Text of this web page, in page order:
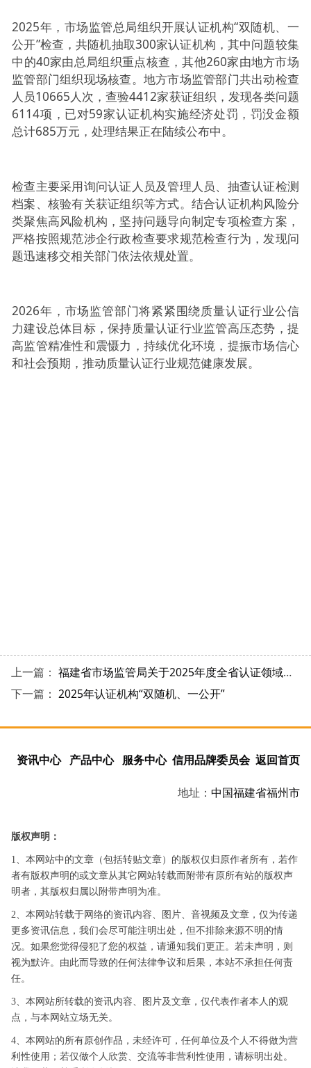
2025年，市场监管总局组织开展认证机构“双随机、一
公开”检查，共随机抽取300家认证机构，其中问题较集
中的40家由总局组织重点核查，其他260家由地方市场
监管部门组织现场核查。地方市场监管部门共出动检查
人员10665人次，查验4412家获证组织，发现各类问题
6114项，已对59家认证机构实施经济处罚，罚没金额
总计685万元，处理结果正在陆续公布中。
检查主要采用询问认证人员及管理人员、抽查认证检测
档案、核验有关获证组织等方式。结合认证机构风险分
类聚焦高风险机构，坚持问题导向制定专项检查方案，
严格按照规范涉企行政检查要求规范检查行为，发现问
题迅速移交相关部门依法依规处置。
2026年，市场监管部门将紧紧围绕质量认证行业公信
力建设总体目标，保持质量认证行业监管高压态势，提
高监管精准性和震慑力，持续优化环境，提振市场信心
和社会预期，推动质量认证行业规范健康发展。
上一篇： 福建省市场监管局关于2025年度全省认证领域监督检查结果的通报
下一篇： 2025年认证机构“双随机、一公开”
资讯中心 产品中心 服务中心 信用品牌委员会 返回首页
地址： 中国福建省福州市
版权声明：
1、本网站中的文章（包括转贴文章）的版权仅归原作者所有，若作
者有版权声明的或文章从其它网站转载而附带有原所有站的版权声
明者，其版权归属以附带声明为准。
2、本网站转载于网络的资讯内容、图片、音视频及文章，仅为传递
更多资讯信息，我们会尽可能注明出处，但不排除来源不明的情
况。如果您觉得侵犯了您的权益，请通知我们更正。若未声明，则
视为默许。由此而导致的任何法律争议和后果，本站不承担任何责
任。
3、本网站所转载的资讯内容、图片及文章，仅代表作者本人的观
点，与本网站立场无关。
4、本网站的所有原创作品，未经许可，任何单位及个人不得做为营
利性使用；若仅做个人欣赏、交流等非营利性使用，请标明出处。